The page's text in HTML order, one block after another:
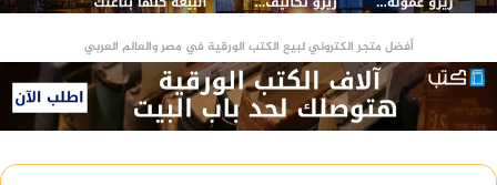
أفضل متجر الكتروني لبيع الكتب الورقية في مصر والعالم العربي